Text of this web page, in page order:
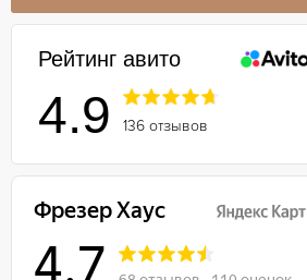
Рейтинг авито
4.9 136 отзывов